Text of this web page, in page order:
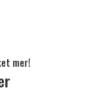
mer!